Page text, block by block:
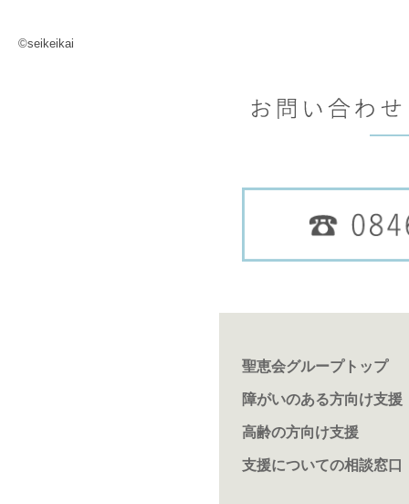
©seikeikai
聖恵会グループトップ
障がいのある方向け支援
高齢の方向け支援
支援についての相談窓口